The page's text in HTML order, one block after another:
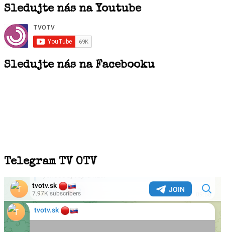
Sledujte nás na Youtube
Sledujte nás na Facebooku
Telegram TV OTV